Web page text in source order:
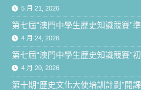
5 月 21, 2026
第七屆“澳門中學生歷史知識競賽”
4 月 24, 2026
第七屆“澳門中學生歷史知識競賽”
4 月 20, 2026
第十期“歷史文化大使培訓計劃”